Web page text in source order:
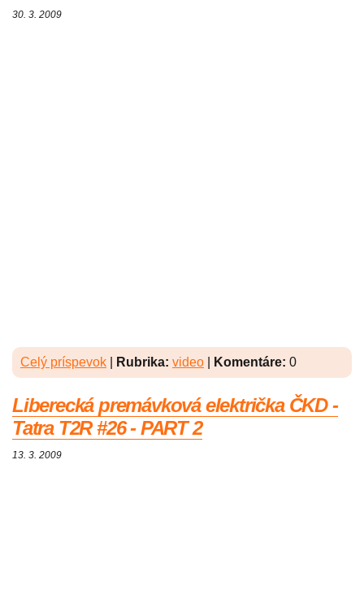
30. 3. 2009
Celý príspevok Rubrika: video Komentáre: 0
Liberecká premávková električka ČKD -
Tatra T2R #26 - PART 2
13. 3. 2009